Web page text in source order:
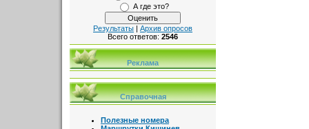
А где это?
Результаты | Архив опросов
Всего ответов: 2546
Реклама
Справочная
Полезные номера